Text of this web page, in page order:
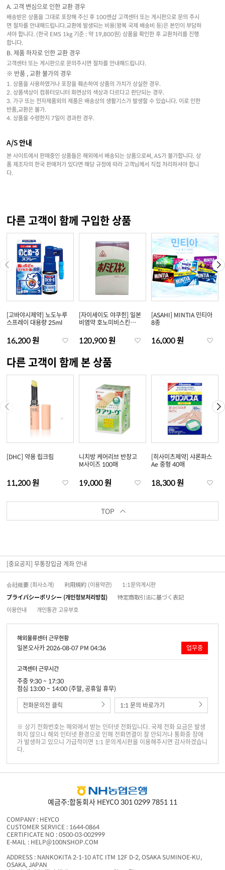
A. 고객 변심으로 인한 교환 경우
배송받은 상품을 그대로 포장해 주신 후 100엔샵 고객센터 또는 게시판으로 문의 주시
면 절차를 안내해드립니다.교환에 발생되는 비용(왕복 국제 배송비 등)은 본인이 부담하
셔야 합니다. (한국 EMS 1kg 기준 : 약 19,800원) 상품을 확인한 후 교환처리를 진행
합니다.
B. 제품 하자로 인한 교환 경우
고객센터 또는 게시판으로 문의주시면 절차를 안내해드립니다.
※ 반품 , 교환 불가의 경우
1. 상품을 사용하였거나 포장을 훼손하여 상품의 가치가 상실한 경우.
2. 상품색상이 컴퓨터모니터 화면상의 색상과 다르다고 판단되는 경우.
3. 가구 또는 전자제품외의 제품은 배송상의 생활기스가 발생할 수 있습니다. 이로 인한
반품,교환은 불가.
4. 상품을 수령한지 7일이 경과한 경우.
A/S 안내
본 사이트에서 판매중인 상품들은 해외에서 배송되는 상품으로써, AS가 불가합니다. 상
품 제조자의 한국 판매처가 있다면 해당 규정에 따라 고객님께서 직접 처리하셔야 합니
다.
다른 고객이 함께 구입한 상품
[고바야시제약] 노도누루
스프레이 대용량 25ml
16,200 원
[자이세이도 야쿠힌] 일본
비염약 호노미비스킨
120,900 원
[ASAHI] MINTIA 민티아
8종
16,000 원
다른 고객이 함께 본 상품
[DHC] 약용 립크림
11,200 원
니치방 케어리브 반창고
M사이즈 100매
19,000 원
[히사미츠제약] 샤론파스
Ae 중형 40매
18,300 원
TOP
[중요공지] 무통장입금 계좌 안내
会社概要 (회사소개) 利用規約 (이용약관)
1:1문의게시판
プライバシーポリシー (개인정보처리방침)
特定商取引法に基づく表記
이용안내
개인통관 고유부호
해외물류센터 근무현황
일본오사카 2026-08-07 PM 04:36 업무중
고객센터 근무시간
주중 9:30 ~ 17:30
점심 13:00 ~ 14:00 (주말, 공휴일 휴무)
전화문의전 클릭
1:1 문의 바로가기
※ 상기 전화번호는 해외에서 받는 인터넷 전화입니다. 국제 전화 요금은 발생
하지 않으나 해외 인터넷 환경으로 인해 전화연결이 잘 안되거나 통화중 장애
가 발생하고 있으니 가급적이면 1:1 문의게시판을 이용해주시면 감사하겠습니
다.
예금주:합동회사 HEYCO 301 0299 7851 11
COMPANY : HEYCO
CUSTOMER SERVICE : 1644-0864
CERTIFICATE NO : 0500-03-002999
E-MAIL : HELP@100NSHOP.COM
ADDRESS : NANKOKITA 2-1-10 ATC ITM 12F D-2, OSAKA SUMINOE-KU,
OSAKA, JAPAN